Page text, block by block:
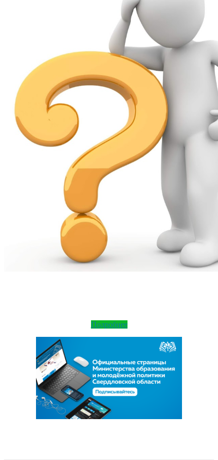
Подробнее